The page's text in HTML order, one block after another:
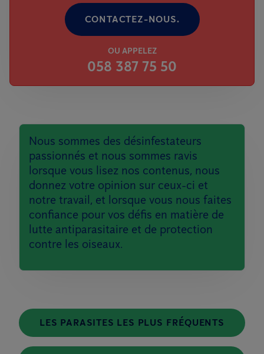
CONTACTEZ-NOUS.
OU APPELEZ
058 387 75 50
Nous sommes des désinfestateurs
passionnés et nous sommes ravis
lorsque vous lisez nos contenus, nous
donnez votre opinion sur ceux-ci et
notre travail, et lorsque vous nous faites
confiance pour vos défis en matière de
lutte antiparasitaire et de protection
contre les oiseaux.
LES PARASITES LES PLUS FRÉQUENTS